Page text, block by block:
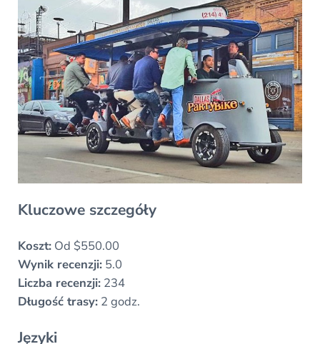
Kluczowe szczegóły
Koszt:Od $550.00
Wynik recenzji:5.0
Liczba recenzji:234
Długość trasy:2 godz.
Języki